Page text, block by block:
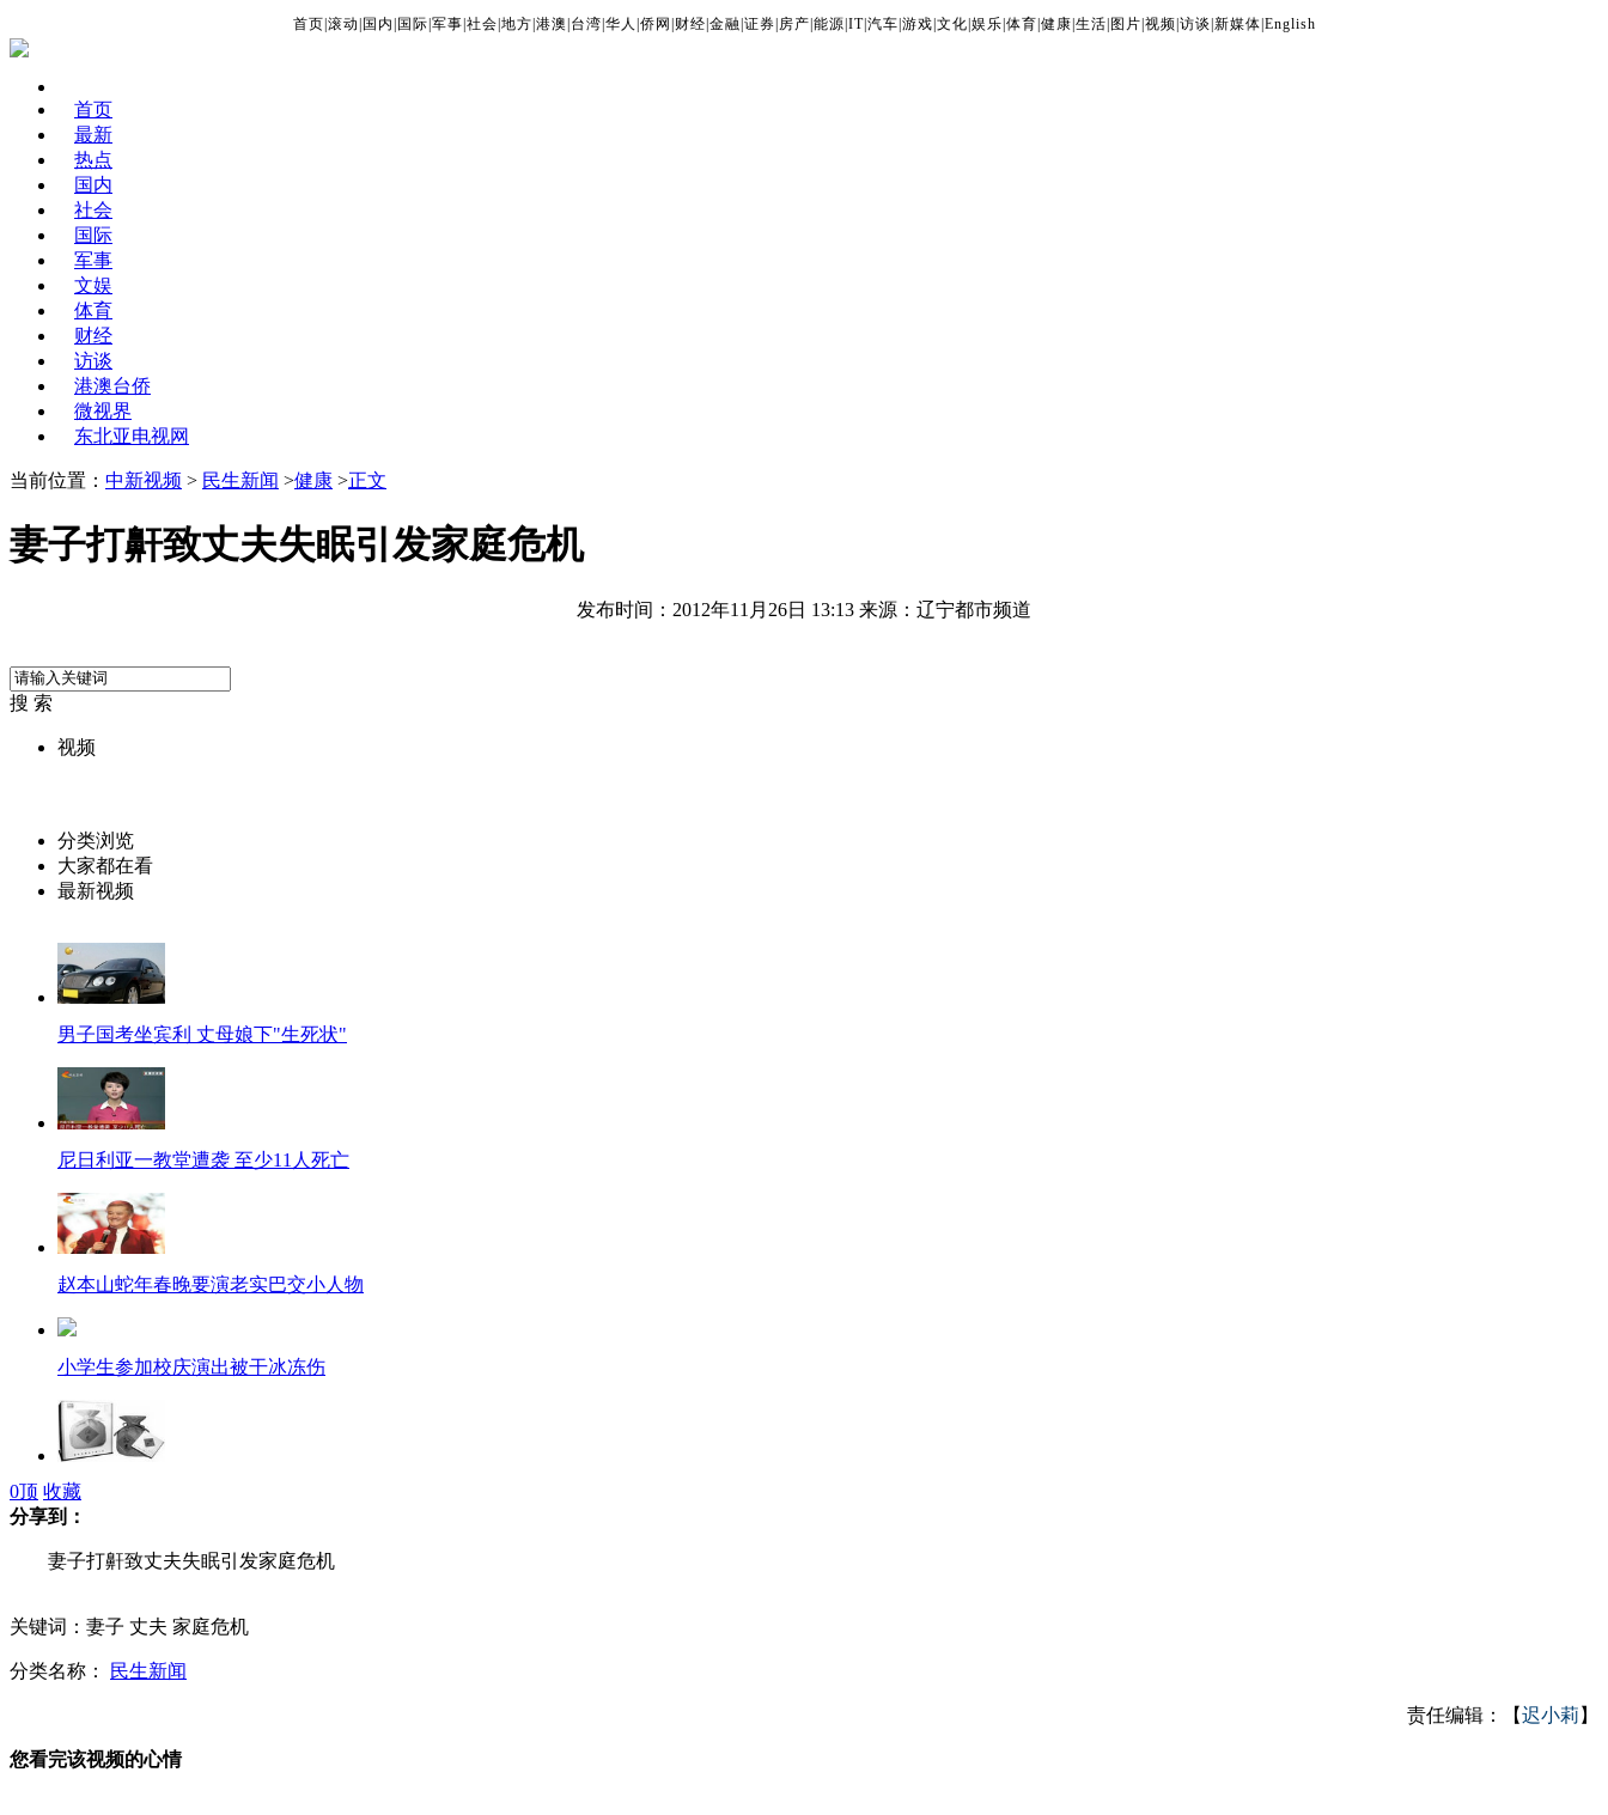
首页 滚动 国内 国际 军事 社会 地方 港澳 台湾 华人 侨网 财经 金融 证券 房产 能源 IT| 汽车 游戏 文化 娱乐 体育 健康 生活 图片 视频 访谈 新媒体 English
首页
最新
热点
国内
社会
国际
军事
文娱
体育
财经
访谈
港澳台侨
微视界
东北亚电视网
当前位置： 中新视频 > 民生新闻 >健康 >正文
妻子打鼾致丈夫失眠引发家庭危机
发布时间：2012年11月26日 13:13 来源：辽宁都市频道
搜 索
视频
分类浏览
大家都在看
最新视频
男子国考坐宾利 丈母娘下"生死状"
尼日利亚一教堂遭袭 至少11人死亡
赵本山蛇年春晚要演老实巴交小人物
小学生参加校庆演出被干冰冻伤
酒鬼酒称塑化剂问题恐出在包装线
红薯滞销免费送市民遭万人哄抢
山西使用液化气罐饭店全停业
0顶 收藏
分享到：
妻子打鼾致丈夫失眠引发家庭危机
关键词：妻子 丈夫 家庭危机
分类名称： 民生新闻
责任编辑：【迟小莉 】
您看完该视频的心情